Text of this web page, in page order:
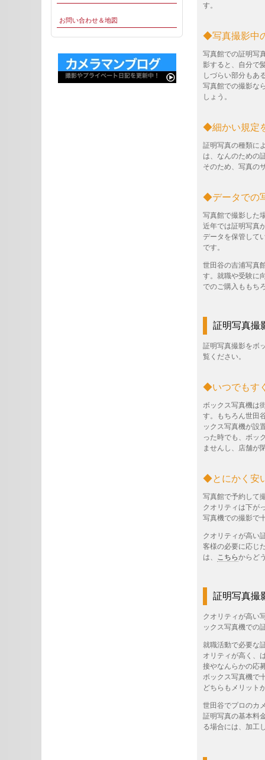
す。
◆写真撮影中
写真館での証明写
影すると、自分で
しづらい部分もあ
写真館での撮影な
しょう。
◆細かい規定
証明写真の種類に
は、なんのための
そのため、写真の
◆データでの
写真館で撮影した
近年では証明写真
データを保管して
です。
世田谷の吉浦写真
す。就職や受験に
でのご購入ももち
証明写真撮
証明写真撮影をボ
覧ください。
◆いつでもす
ボックス写真機は
す。もちろん世田
ックス写真機が設
った時でも、ボッ
ませんし、店舗が
◆とにかく安
写真館で予約して
クオリティは下が
写真機での撮影で
クオリティが高い
客様の必要に応じ
は、 こちらからど
証明写真撮
クオリティが高い
ックス写真機での
就職活動で必要な
オリティが高く、
接やなんらかの応
ボックス写真機で
どちらもメリット
世田谷でプロのカ
証明写真の基本料
る場合には、加工
お問い合わせ＆地図